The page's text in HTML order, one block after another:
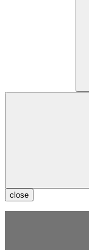
close